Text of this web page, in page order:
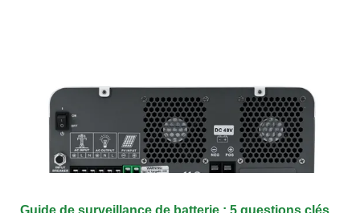
Guide de surveillance de batterie : 5 questions clés